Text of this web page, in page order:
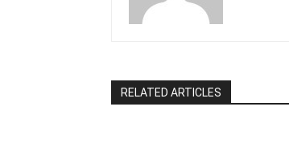
RELATED ARTICLES